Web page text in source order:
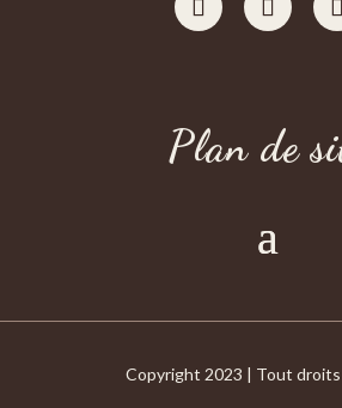
Plan de
Copyright 2023 | Tout